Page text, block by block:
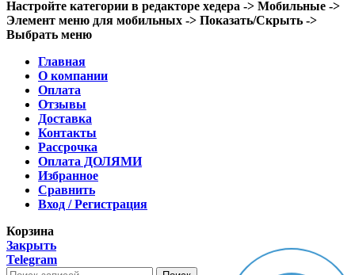
Настройте категории в редакторе хедера -> Мобильные ->
Элемент меню для мобильных -> Показать/Скрыть ->
Выбрать меню
Главная
О компании
Оплата
Отзывы
Доставка
Контакты
Рассрочка
Оплата ДОЛЯМИ
Избранное
Сравнить
Вход / Регистрация
Корзина
Закрыть
Telegram